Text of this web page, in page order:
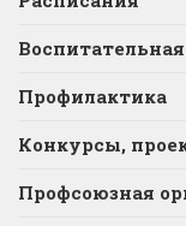
Профилактика
Конкурсы,
Профсоюзная